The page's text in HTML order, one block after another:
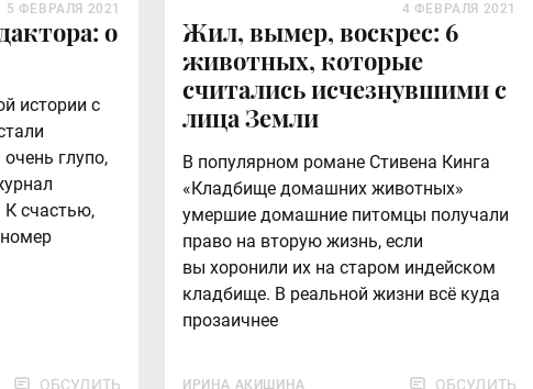
о
истории с
глупо,
К счастью,
5 ФЕВРАЛЯ 2021
ОБСУДИТЬ
Жил, вымер, воскрес: 6
животных, которые
считались исчезнувшими с
лица Земли
В популярном романе Стивена Кинга
«Кладбище домашних животных»
умершие домашние питомцы получали
право на вторую жизнь, если
вы хоронили их на старом индейском
кладбище. В реальной жизни всё куда
прозаичнее
ИРИНА АКИШИНА
4 ФЕВРАЛЯ 2021
ОБСУДИТЬ